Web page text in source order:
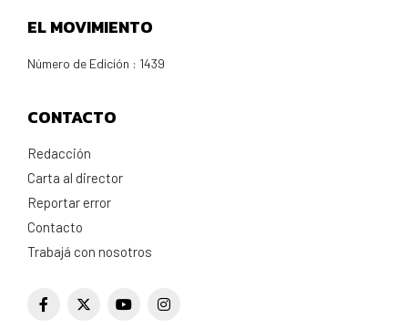
EL MOVIMIENTO
Número de Edición : 1439
CONTACTO
Redacción
Carta al director
Reportar error
Contacto
Trabajá con nosotros